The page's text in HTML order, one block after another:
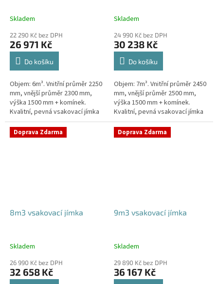
Skladem
22 290 Kč bez DPH
26 971 Kč
Do košíku
Objem: 6m³. Vnitřní průměr 2250
mm, vnější průměr 2300 mm,
výška 1500 mm + komínek.
Kvalitní, pevná vsakovací jímka
(nádrž) bez potřeby
obetonování Průměr přítoku a
odtoku +...
Skladem
24 990 Kč bez DPH
30 238 Kč
Do košíku
Objem: 7m³. Vnitřní průměr 2450
mm, vnější průměr 2500 mm,
výška 1500 mm + komínek.
Kvalitní, pevná vsakovací jímka
(nádrž) bez potřeby
obetonování Průměr přítoku a
odtoku +...
Doprava Zdarma
8m3 vsakovací jímka
Skladem
26 990 Kč bez DPH
32 658 Kč
Doprava Zdarma
9m3 vsakovací jímka
Skladem
29 890 Kč bez DPH
36 167 Kč